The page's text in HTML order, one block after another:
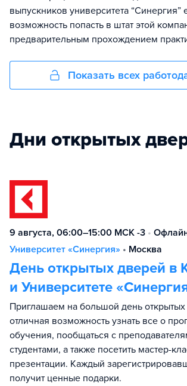
выпускников университета “Синергия”
возможность попасть в штат этой
предварительным прохождением
Показать всех
Дни открытых
9 августа, 06:00–15:00 МСК -3 •
Университет «Синергия» • Москва
День открытых дверей в
и Университете
Приглашаем на большой день
отличная возможность узнать все о
обучения, пообщаться с
студентами, а также посетить мастер-
презентации. Каждый
получит ценные подарки.